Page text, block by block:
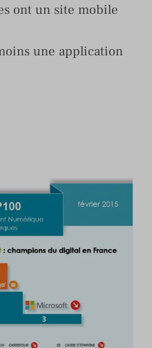
ont un site mobile
une application